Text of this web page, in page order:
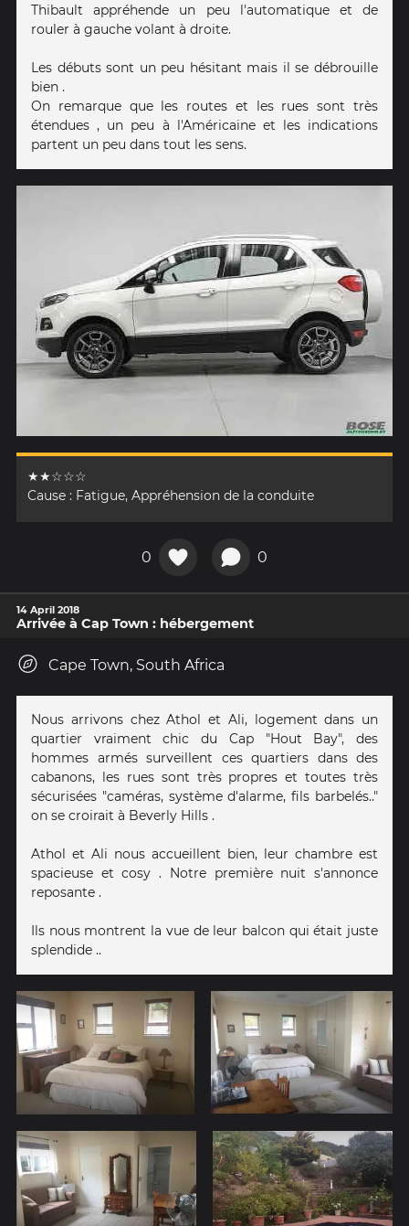
Thibault appréhende un peu l'automatique et de
rouler à gauche volant à droite.
Les débuts sont un peu hésitant mais il se débrouille
bien .
On remarque que les routes et les rues sont très
étendues , un peu à l'Américaine et les indications
partent un peu dans tout les sens.
★★☆☆☆
Cause : Fatigue, Appréhension de la conduite
0 0
14 April 2018
Arrivée à Cap Town : hébergement
Cape Town, South Africa
Nous arrivons chez Athol et Ali, logement dans un
quartier vraiment chic du Cap "Hout Bay", des
hommes armés surveillent ces quartiers dans des
cabanons, les rues sont très propres et toutes très
sécurisées "caméras, système d'alarme, fils barbelés.."
on se croirait à Beverly Hills .
Athol et Ali nous accueillent bien, leur chambre est
spacieuse et cosy . Notre première nuit s'annonce
reposante .
Ils nous montrent la vue de leur balcon qui était juste
splendide ..